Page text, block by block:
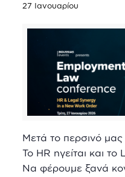
27 Ιανουαρίου
Μετά το περσινό
Το HR ηγείται και το
Να φέρουμε ξανά